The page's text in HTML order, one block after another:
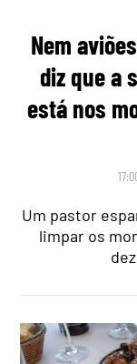
Nem
diz que a
está nos
Um pastor
limpar os